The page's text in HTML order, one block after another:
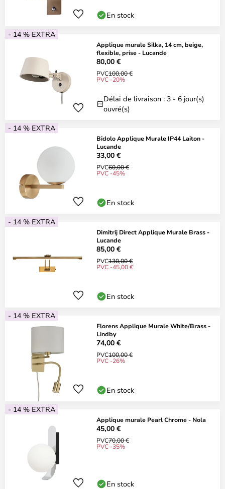
En stock
- 14 % EXTRA
Applique murale Silka, 14 cm, beige,
flexible, prise - Lucande
80,00 €
PVC100,00 €
PVC -20%
Délai de livraison : 3 - 6 jour(s)
ouvré(s)
- 14 % EXTRA
Bidolo Applique Murale IP44 Laiton -
Lucande
33,00 €
PVC60,00 €
PVC -45%
En stock
- 14 % EXTRA
Dimitrij Direct Applique Murale Brass -
Lucande
85,00 €
PVC130,00 €
PVC -45,00 €
En stock
- 14 % EXTRA
Florens Applique Murale White/Brass -
Lindby
74,00 €
PVC100,00 €
PVC -26%
En stock
- 14 % EXTRA
Applique murale Pearl Chrome - Nola
45,00 €
PVC70,00 €
PVC -35%
En stock